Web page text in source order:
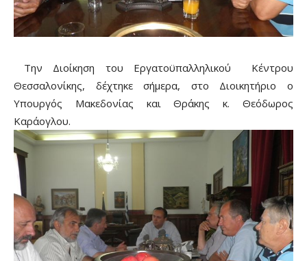
Την Διοίκηση του Εργατοϋπαλληλικού Κέντρου
Θεσσαλονίκης, δέχτηκε σήμερα, στο Διοικητήριο ο
Υπουργός Μακεδονίας και Θράκης κ. Θεόδωρος
Καράογλου.